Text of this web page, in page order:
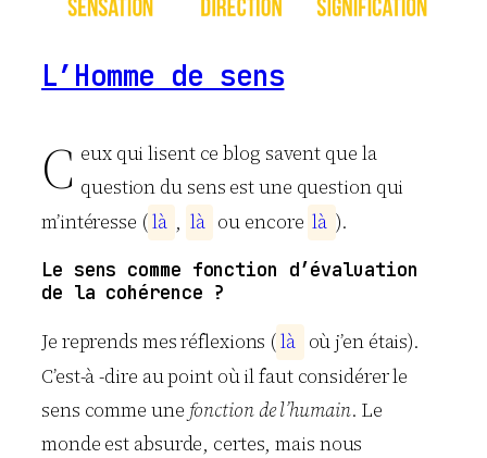
L’Homme de sens
C eux qui lisent ce blog savent que la
question du sens est une question qui
m’intéresse (là , là ou encore là ).
Le sens comme fonction d’évaluation
de la cohérence ?
Je reprends mes réflexions (là où j’en étais).
C’est-à -dire au point où il faut considérer le
sens comme une fonction de l’humain. Le
monde est absurde, certes, mais nous